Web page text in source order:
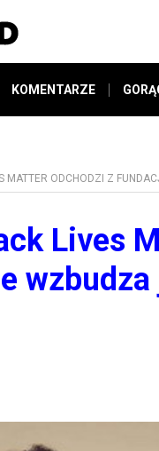
KOMENTARZE
MATTER ODCHODZI Z
Lives